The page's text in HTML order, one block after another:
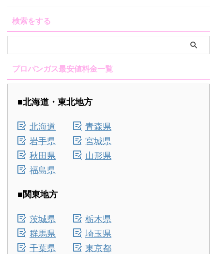
検索をする
プロパンガス最安値料金一覧
■北海道・東北地方
北海道
青森県
岩手県
宮城県
秋田県
山形県
福島県
■関東地方
茨城県
栃木県
群馬県
埼玉県
千葉県
東京都